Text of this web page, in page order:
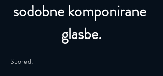
sodobne komponirane
glasbe.
Spored: